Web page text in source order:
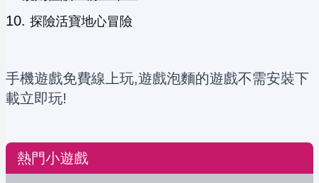
探險活寶地心冒險
手機遊戲免費線上玩,遊戲泡麵的遊戲不需安裝下
載立即玩!
熱門小遊戲